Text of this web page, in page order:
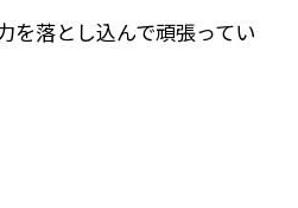
を落とし込んで頑張ってい